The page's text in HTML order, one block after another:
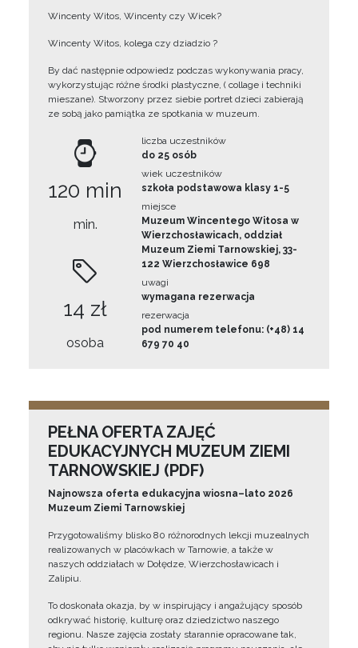
Wincenty Witos, Wincenty czy Wicek?
Wincenty Witos, kolega czy dziadzio ?
By dać następnie odpowiedz podczas wykonywania pracy,
wykorzystując różne środki plastyczne, ( collage i techniki
mieszane). Stworzony przez siebie portret dzieci zabierają
ze sobą jako pamiątka ze spotkania w muzeum.
120 min
min.
14 zł
osoba
liczba uczestników
do 25 osób
wiek uczestników
szkoła podstawowa klasy 1-5
miejsce
Muzeum Wincentego Witosa w
Wierzchosławicach, oddział
Muzeum Ziemi Tarnowskiej, 33-
122 Wierzchosławice 698
uwagi
wymagana rezerwacja
rezerwacja
pod numerem telefonu: (+48) 14
679 70 40
PEŁNA OFERTA ZAJĘĆ
EDUKACYJNYCH MUZEUM ZIEMI
TARNOWSKIEJ (PDF)
Najnowsza oferta edukacyjna wiosna–lato 2026
Muzeum Ziemi Tarnowskiej
Przygotowaliśmy blisko 80 różnorodnych lekcji muzealnych
realizowanych w placówkach w Tarnowie, a także w
naszych oddziałach w Dołędze, Wierzchosławicach i
Zalipiu.
To doskonała okazja, by w inspirujący i angażujący sposób
odkrywać historię, kulturę oraz dziedzictwo naszego
regionu. Nasze zajęcia zostały starannie opracowane tak,